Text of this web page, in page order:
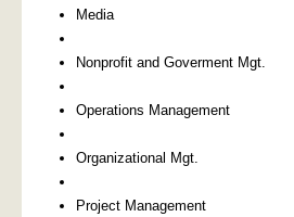
Media
Nonprofit and Goverment Mgt.
Operations Management
Organizational Mgt.
Project Management